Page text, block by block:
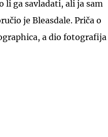
li ga savladati, ali ja sam
je Bleasdale. Priča o
a dio fotografija